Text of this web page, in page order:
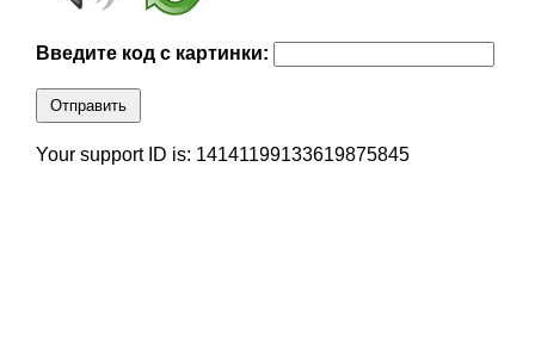
Введите код с картинки:
Отправить
Your support ID is: 14141199133619875845